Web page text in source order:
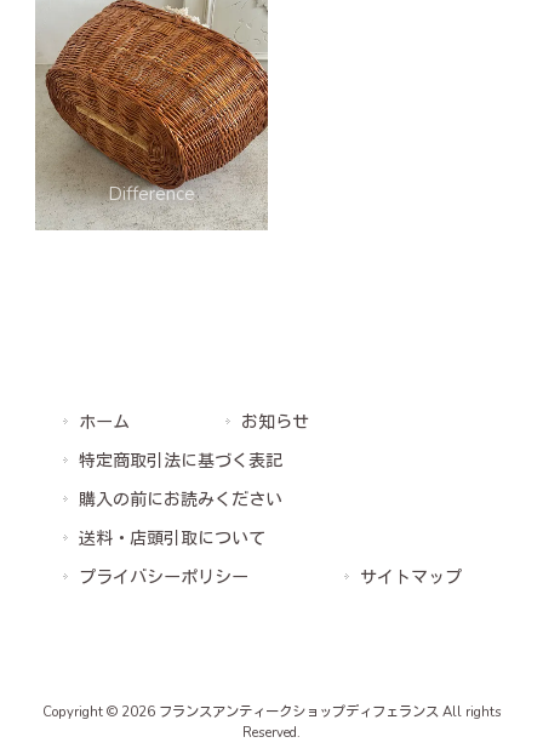
ホーム
お知らせ
特定商取引法に基づく表記
購入の前にお読みください
送料・店頭引取について
プライバシーポリシー
サイトマップ
Copyright © 2026 フランスアンティークショップディフェランス All rights
Reserved.